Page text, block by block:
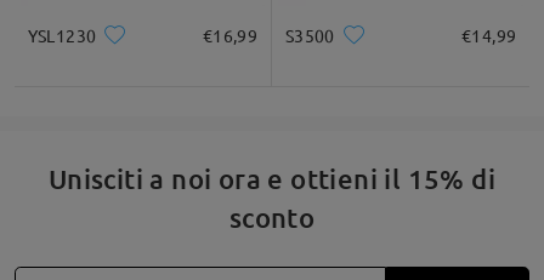
YSL1230 €16,99 S3500 €14,99
Unisciti a noi ora e ottieni il 15% di
sconto